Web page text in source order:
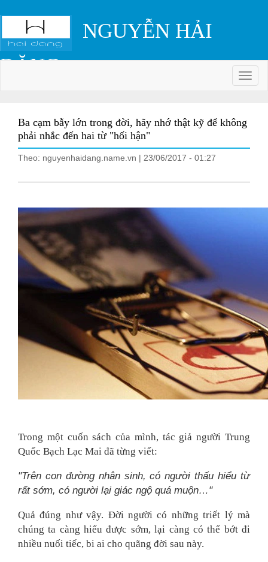
NGUYỄN HẢI
ĐĂNG
Ba cạm bẫy lớn trong đời, hãy nhớ thật kỹ để không
phải nhắc đến hai từ "hối hận"
Theo: nguyenhaidang.name.vn | 23/06/2017 - 01:27
Trong một cuốn sách của mình, tác giả người Trung
Quốc Bạch Lạc Mai đã từng viết:
"Trên con đường nhân sinh, có người thấu hiểu từ
rất sớm, có người lại giác ngộ quá muộn…"
Quả đúng như vậy. Đời người có những triết lý mà
chúng ta càng hiểu được sớm, lại càng có thể bớt đi
nhiều nuối tiếc, bi ai cho quãng đời sau này.